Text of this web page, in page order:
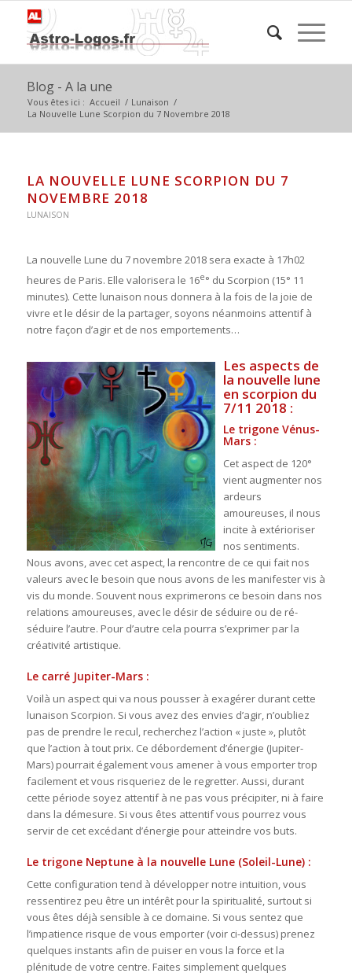
Blog - A la une
Vous êtes ici : Accueil / Lunaison /
La Nouvelle Lune Scorpion du 7 Novembre 2018
LA NOUVELLE LUNE SCORPION DU 7
NOVEMBRE 2018
LUNAISON
La nouvelle Lune du 7 novembre 2018 sera exacte à 17h02
heures de Paris. Elle valorisera le 16e° du Scorpion (15° 11
minutes). Cette lunaison nous donnera à la fois de la joie de
vivre et le désir de la partager, soyons néanmoins attentif à
notre façon d’agir et de nos emportements…
Les aspects de
la nouvelle lune
en scorpion du
7/11 2018 :
Le trigone Vénus-
Mars :
Cet aspect de 120°
vient augmenter nos
ardeurs
amoureuses, il nous
incite à extérioriser
nos sentiments.
Nous avons, avec cet aspect, la rencontre de ce qui fait nos
valeurs avec le besoin que nous avons de les manifester vis à
vis du monde. Souvent nous exprimerons ce besoin dans nos
relations amoureuses, avec le désir de séduire ou de ré-
séduire l’autre. Pour d’autre cela pourra s’exprimer par la
créativité artistique.
Le carré Jupiter-Mars :
Voilà un aspect qui va nous pousser à exagérer durant cette
lunaison Scorpion. Si vous avez des envies d’agir, n’oubliez
pas de prendre le recul, recherchez l’action « juste », plutôt
que l’action à tout prix. Ce débordement d’énergie (Jupiter-
Mars) pourrait également vous amener à vous emporter trop
facilement et vous risqueriez de le regretter. Aussi, durant
cette période soyez attentif à ne pas vous précipiter, ni à faire
dans la démesure. Si vous êtes attentif vous pourrez vous
servir de cet excédant d’énergie pour atteindre vos buts.
Le trigone Neptune à la nouvelle Lune (Soleil-Lune) :
Cette configuration tend à développer notre intuition, vous
ressentirez peu être un intérêt pour la spiritualité, surtout si
vous êtes déjà sensible à ce domaine. Si vous sentez que
l’impatience risque de vous emporter (voir ci-dessus) prenez
quelques instants afin de puiser en vous la force et la
plénitude de votre centre. Faites simplement quelques